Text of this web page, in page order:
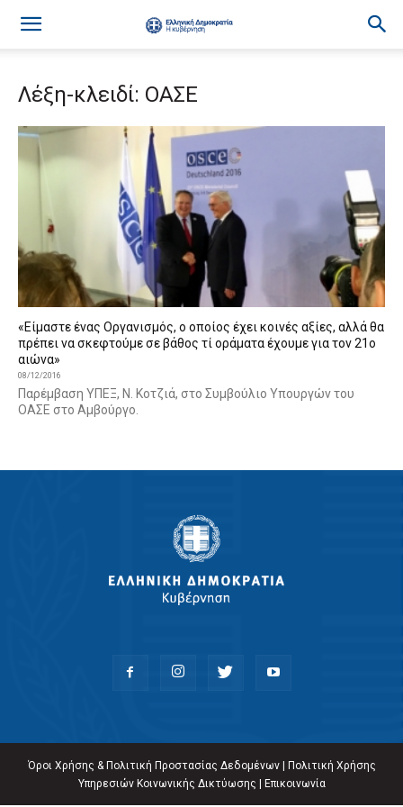
Λέξη-κλειδί: ΟΑΣΕ
«Είμαστε ένας Οργανισμός, ο οποίος έχει κοινές αξίες, αλλά θα
πρέπει να σκεφτούμε σε βάθος τί οράματα έχουμε για τον 21ο
αιώνα»
08/12/2016
Παρέμβαση ΥΠΕΞ, Ν. Κοτζιά, στο Συμβούλιο Υπουργών του
ΟΑΣΕ στο Αμβούργο.
Όροι Χρήσης & Πολιτική Προστασίας Δεδομένων| Πολιτική Χρήσης
Υπηρεσιών Κοινωνικής Δικτύωσης | Επικοινωνία